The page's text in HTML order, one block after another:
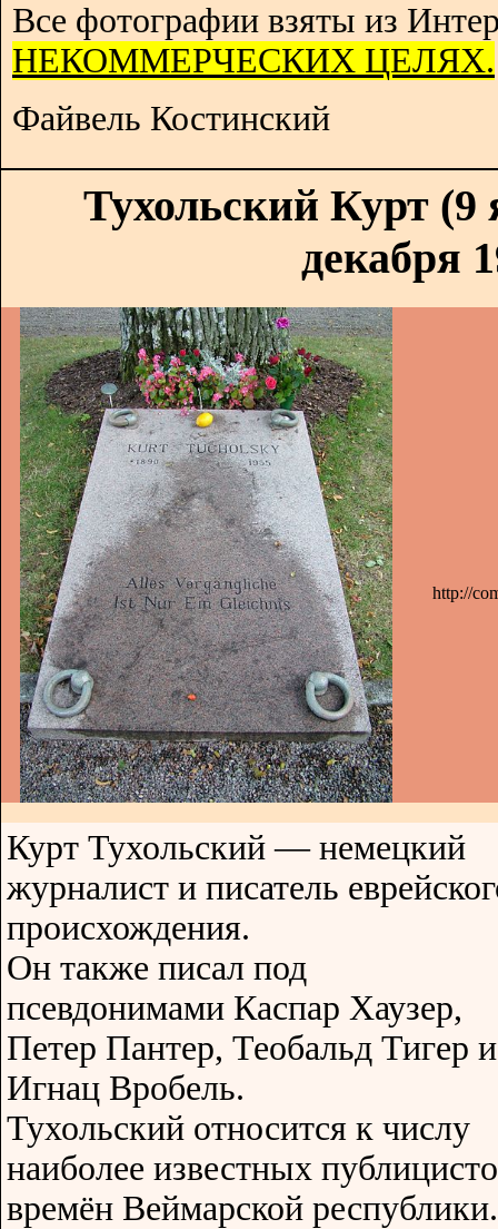
Все фотографии взяты из
НЕКОММЕРЧЕСКИХ ЦЕЛЯХ.
Файвель Костинский
Тухольский Курт (9
декабря
http://
Курт Тухольский — немецкий
журналист и писатель
происхождения.
Он также писал под
псевдонимами Каспар Хаузер,
Петер Пантер, Теобальд Тигер и
Игнац Вробель.
Тухольский относится к числу
наиболее известных
времён Веймарской республики.